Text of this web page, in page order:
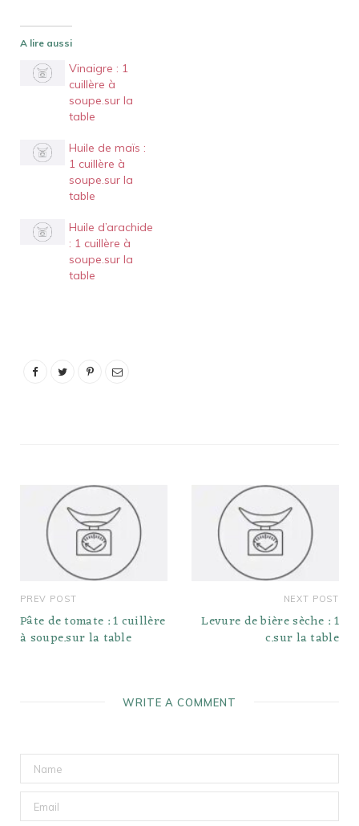
A lire aussi
Vinaigre : 1
cuillère à
soupe.sur la
table
Huile de maïs :
1 cuillère à
soupe.sur la
table
Huile d’arachide
: 1 cuillère à
soupe.sur la
table
PREV POST
Pâte de tomate : 1 cuillère
à soupe.sur la table
NEXT POST
Levure de bière sèche : 1
c.sur la table
WRITE A COMMENT